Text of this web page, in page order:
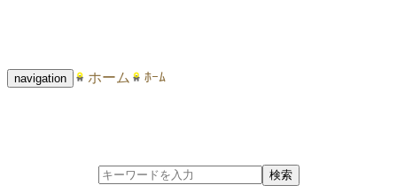
navigation ホーム ﾎｰﾑ
検索